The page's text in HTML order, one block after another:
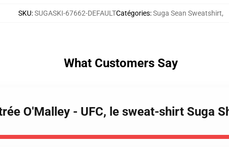
SKU:SUGASKI-67662-DEFAULTCatégories:Suga Sean Sweatshirt,
What Customers Say
O'Malley - UFC, le sweat-shirt Suga